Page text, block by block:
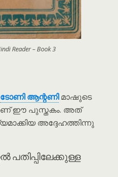
Reader – Book 3
ടോണി ആന്റണിമാഷുടെ
ഈ പുസ്തകം. അത്
അദ്ദേഹത്തിന്നു
പതിപ്പിലേക്കുള്ള